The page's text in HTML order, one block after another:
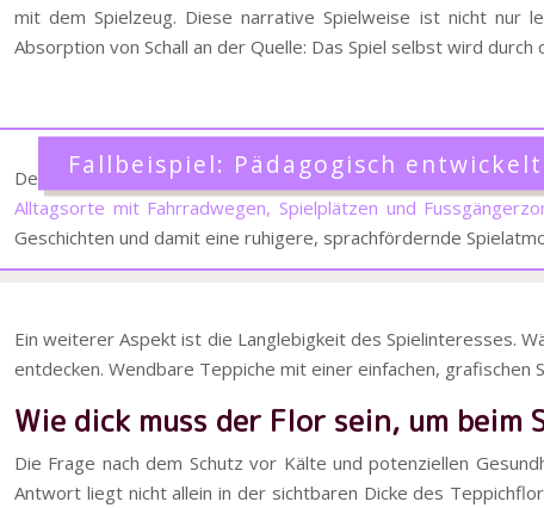
mit dem Spielzeug. Diese narrative Spielweise ist nicht nur
Absorption von Schall an der Quelle: Das Spiel selbst wird
Fallbeispiel: Pädagogisch
Der deutsche Hersteller Spielwende hat in Zusammenarbeit
Alltagsorte mit Fahrradwegen, Spielplätzen und
Geschichten und damit eine ruhigere, sprachfördernde
Ein weiterer Aspekt ist die Langlebigkeit des Spielinteresses.
entdecken. Wendbare Teppiche mit einer einfachen,
Wie dick muss der Flor sein, um
Die Frage nach dem Schutz vor Kälte und potenziellen
Antwort liegt nicht allein in der sichtbaren Dicke des